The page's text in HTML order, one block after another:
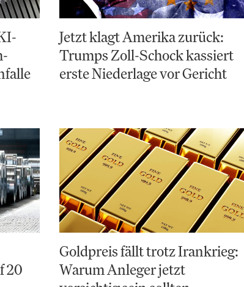
Jetzt klagt Amerika zurück:
Trumps Zoll-Schock kassiert
erste Niederlage vor Gericht
20
Goldpreis fällt trotz Irankrieg:
Warum Anleger jetzt